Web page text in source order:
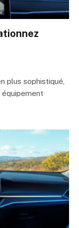
plus sophistiqué,
équipement